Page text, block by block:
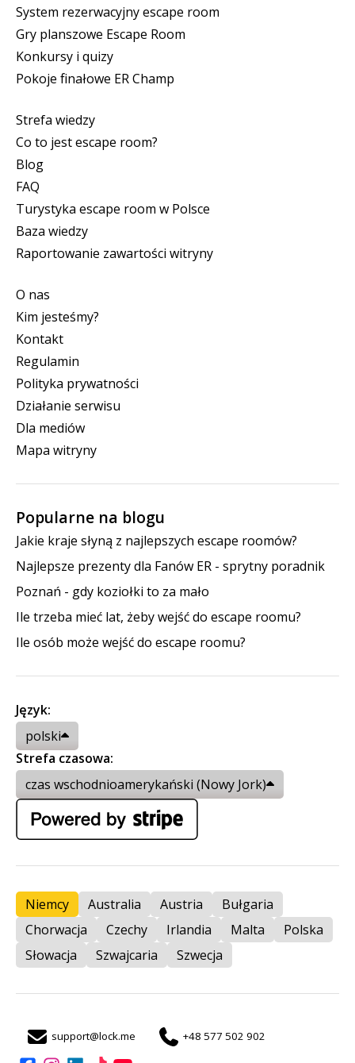
System rezerwacyjny escape room
Gry planszowe Escape Room
Konkursy i quizy
Pokoje finałowe ER Champ
Strefa wiedzy
Co to jest escape room?
Blog
FAQ
Turystyka escape room w Polsce
Baza wiedzy
Raportowanie zawartości witryny
O nas
Kim jesteśmy?
Kontakt
Regulamin
Polityka prywatności
Działanie serwisu
Dla mediów
Mapa witryny
Popularne na blogu
Jakie kraje słyną z najlepszych escape roomów?
Najlepsze prezenty dla Fanów ER - sprytny poradnik
Poznań - gdy koziołki to za mało
Ile trzeba mieć lat, żeby wejść do escape roomu?
Ile osób może wejść do escape roomu?
Język:
polski
Strefa czasowa:
czas wschodnioamerykański (Nowy Jork)
Niemcy Australia Austria
Bułgaria
Chorwacja
Czechy Irlandia Malta
Polska
Słowacja
Szwajcaria Szwecja
support@lock.me +48 577 502 902